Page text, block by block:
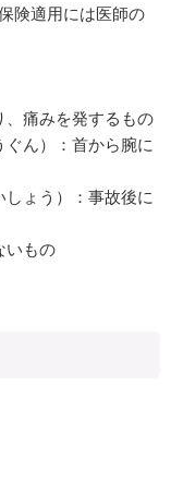
険適用には医師の
痛みを発するもの
ん）：首から腕に
ょう）：事故後に
いもの